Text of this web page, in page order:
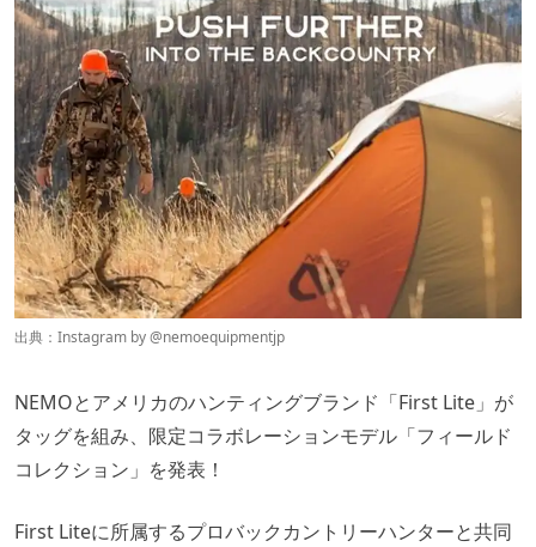
出典：Instagram by@nemoequipmentjp
NEMOとアメリカのハンティングブランド「First Lite」が
タッグを組み、限定コラボレーションモデル「フィールド
コレクション」を発表！
First Liteに所属するプロバックカントリーハンターと共同